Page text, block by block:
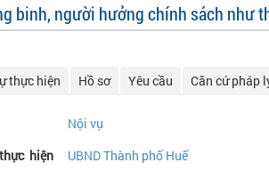
binh, người hưởng chính sách như
thực hiện Hồ sơ Yêu cầu Căn cứ pháp
Nội vụ
hiện
UBND Thành phố Huế